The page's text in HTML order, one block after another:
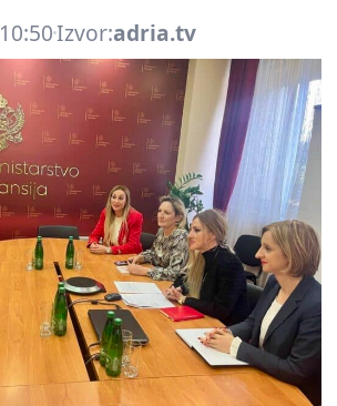
10:50Izvor:adria.tv